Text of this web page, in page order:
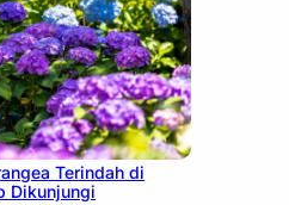
Terindah di
Dikunjungi